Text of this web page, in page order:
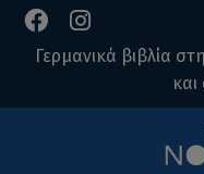
Γερμανικά βιβλία